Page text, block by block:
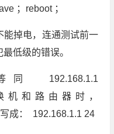
；reboot ；
能掉电，连通测试前一
低级的错误。
同 192.168.1.1
机和路由器时，
成： 192.168.1.1 24